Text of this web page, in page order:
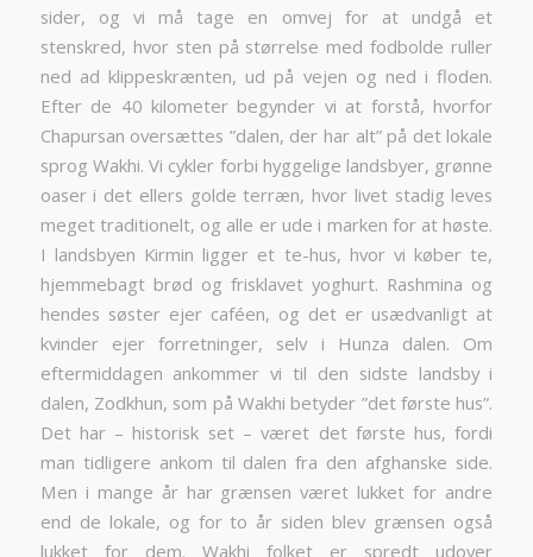
sider, og vi må tage en omvej for at undgå et
stenskred, hvor sten på størrelse med fodbolde ruller
ned ad klippeskrænten, ud på vejen og ned i floden.
Efter de 40 kilometer begynder vi at forstå, hvorfor
Chapursan oversættes ”dalen, der har alt” på det lokale
sprog Wakhi. Vi cykler forbi hyggelige landsbyer, grønne
oaser i det ellers golde terræn, hvor livet stadig leves
meget traditionelt, og alle er ude i marken for at høste.
I landsbyen Kirmin ligger et te-hus, hvor vi køber te,
hjemmebagt brød og frisklavet yoghurt. Rashmina og
hendes søster ejer caféen, og det er usædvanligt at
kvinder ejer forretninger, selv i Hunza dalen. Om
eftermiddagen ankommer vi til den sidste landsby i
dalen, Zodkhun, som på Wakhi betyder ”det første hus”.
Det har – historisk set – været det første hus, fordi
man tidligere ankom til dalen fra den afghanske side.
Men i mange år har grænsen været lukket for andre
end de lokale, og for to år siden blev grænsen også
lukket for dem. Wakhi folket er spredt udover